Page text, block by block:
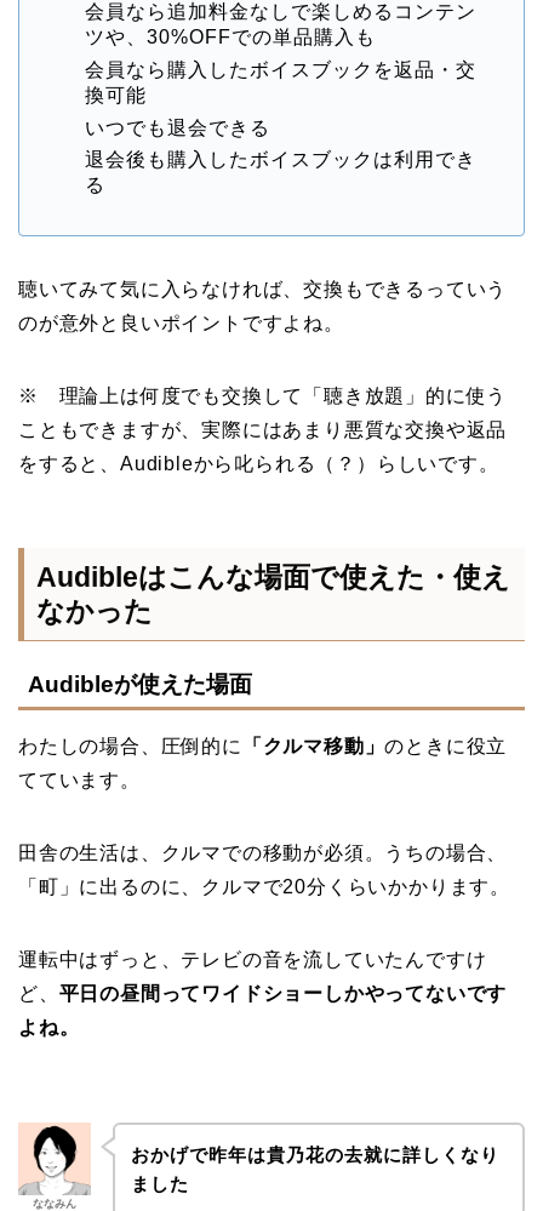
会員なら追加料金なしで楽しめるコンテン
ツや、30%OFFでの単品購入も
会員なら購入したボイスブックを返品・交
換可能
いつでも退会できる
退会後も購入したボイスブックは利用でき
る
聴いてみて気に入らなければ、交換もできるっていう
のが意外と良いポイントですよね。
※ 理論上は何度でも交換して「聴き放題」的に使う
こともできますが、実際にはあまり悪質な交換や返品
をすると、Audibleから叱られる（？）らしいです。
Audibleはこんな場面で使えた・使え
なかった
Audibleが使えた場面
わたしの場合、圧倒的に 「クルマ移動」のときに役立
てています。
田舎の生活は、クルマでの移動が必須。うちの場合、
「町」に出るのに、クルマで20分くらいかかります。
運転中はずっと、テレビの音を流していたんですけ
ど、 平日の昼間ってワイドショーしかやってないです
よね。
ななみん
おかげで昨年は貴乃花の去就に詳しくなり
ました